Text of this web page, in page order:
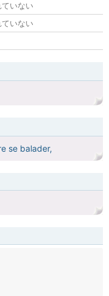
いない
いない
se balader,